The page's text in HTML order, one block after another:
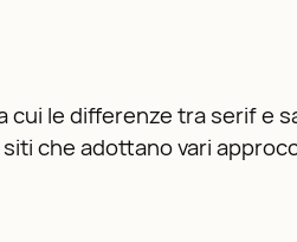
le differenze tra serif e
che adottano vari